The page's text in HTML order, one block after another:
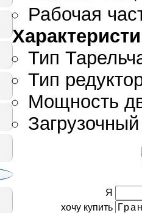
Рабочая
Тип
Тип
Мощность
Я
хочу купить